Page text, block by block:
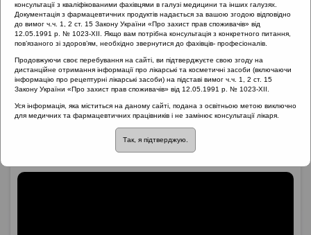
Головна
Матеріали за МКХ-11
12 Хвороби органів дихання
Вибір препаратів для лікування гострого риносинуситу
Вибір препаратів для
лікування гострого
риносинуситу
консультації з кваліфікованими фахівцями в галузі медицини та інших галузях.
Документація з фармацевтичних продуктів надається за вашою згодою відповідно
до вимог ч.ч. 1, 2 ст. 15 Закону України «Про захист прав споживачів» від
12.05.1991 р. № 1023-XII. Якщо вам потрібна консультація з конкретного питання,
пов’язаного зі здоров’ям, необхідно звернутися до фахівців- професіоналів.
Продовжуючи своє перебування на сайті, ви підтверджуєте свою згоду на
дистанційне отримання інформації про лікарські та косметичні засоби (включаючи
інформацію про рецептурні лікарські засоби) на підставі вимог ч.ч. 1, 2 ст. 15
Закону України «Про захист прав споживачів» від 12.05.1991 р. № 1023-XII.
Уся інформація, яка міститься на даному сайті, подана з освітньою метою виключно
для медичних та фармацевтичних працівників і не замінює консультації лікаря.
Так, я підтверджую.